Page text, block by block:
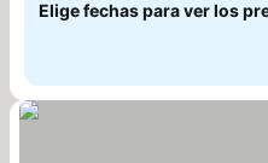
Elige fechas para ver los